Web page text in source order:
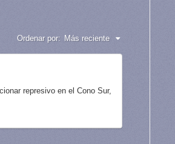
Ordenar por: Más reciente
represivo en el Cono Sur,